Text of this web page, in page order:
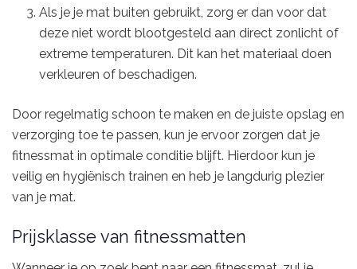
Als je je mat buiten gebruikt, zorg er dan voor dat
deze niet wordt blootgesteld aan direct zonlicht of
extreme temperaturen. Dit kan het materiaal doen
verkleuren of beschadigen.
Door regelmatig schoon te maken en de juiste opslag en
verzorging toe te passen, kun je ervoor zorgen dat je
fitnessmat in optimale conditie blijft. Hierdoor kun je
veilig en hygiënisch trainen en heb je langdurig plezier
van je mat.
Prijsklasse van fitnessmatten